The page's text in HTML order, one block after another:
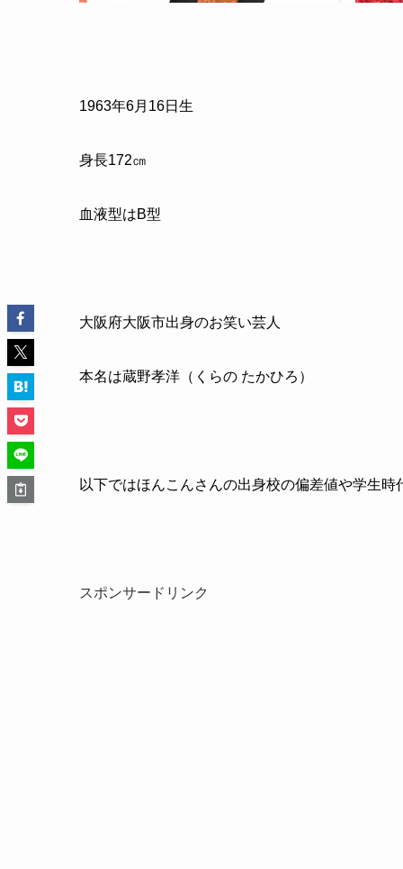
1963年6月16日生
身長172㎝
血液型はB型
大阪府大阪市出身のお笑い芸人
本名は蔵野孝洋（くらの たかひろ）
以下ではほんこんさんの出身校の偏差値や学生
スポンサードリンク